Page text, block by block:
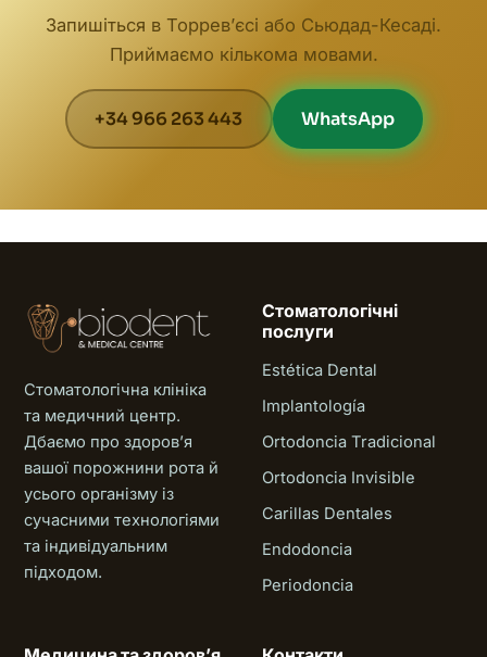
Запишіться в Торревʼєсі або Сьюдад-Кесаді.
Приймаємо кількома мовами.
+34 966 263 443 WhatsApp
Стоматологічна клініка
та медичний центр.
Дбаємо про здоровʼя
вашої порожнини рота й
усього організму із
сучасними технологіями
та індивідуальним
підходом.
Стоматологічні
послуги
Estética Dental
Implantología
Ortodoncia Tradicional
Ortodoncia Invisible
Carillas Dentales
Endodoncia
Periodoncia